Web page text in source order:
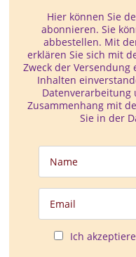
Hier können Sie
abonnieren. Sie
abbestellen. Mit
erklären Sie sich mit
Zweck der
Inhalten
Zusammenhang mit
Sie in der
Ich